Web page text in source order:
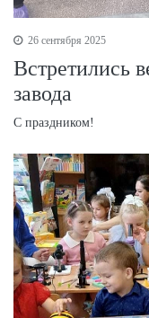
26 сентября 2025
Встретились
завода
С праздником!